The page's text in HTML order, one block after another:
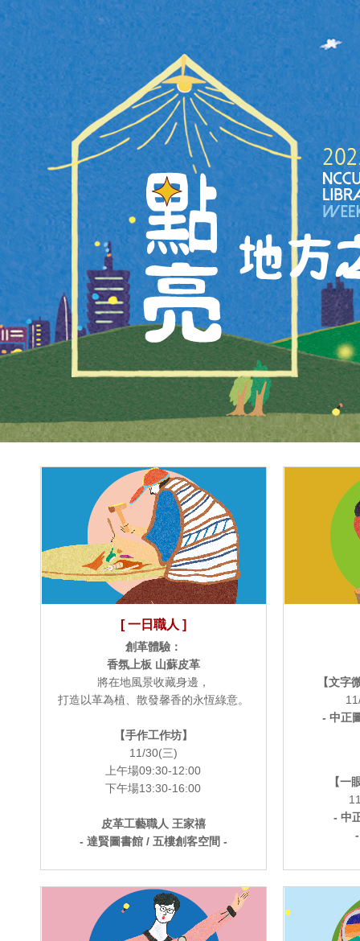
[ 一日職人 ]
創革體驗：
香氛上板 山蘇皮革
將在地風景收藏身邊，
打造以革為植、散發馨香的永恆綠意。
【手作工作坊】
11/30(三)
上午場09:30-12:00
下午場13:30-16:00
皮革工藝職人 王家禧
- 達賢圖書館 / 五樓創客空間 -
【文字
- 中正
【一
- 中